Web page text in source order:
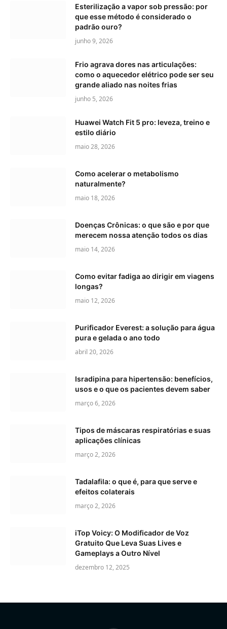
Esterilização a vapor sob pressão: por
que esse método é considerado o
padrão ouro?
junho 9, 2026
Frio agrava dores nas articulações:
como o aquecedor elétrico pode ser seu
grande aliado nas noites frias
junho 5, 2026
Huawei Watch Fit 5 pro: leveza, treino e
estilo diário
maio 28, 2026
Como acelerar o metabolismo
naturalmente?
maio 18, 2026
Doenças Crônicas: o que são e por que
merecem nossa atenção todos os dias
maio 14, 2026
Como evitar fadiga ao dirigir em viagens
longas?
maio 12, 2026
Purificador Everest: a solução para água
pura e gelada o ano todo
abril 20, 2026
Isradipina para hipertensão: benefícios,
usos e o que os pacientes devem saber
março 6, 2026
Tipos de máscaras respiratórias e suas
aplicações clínicas
março 2, 2026
Tadalafila: o que é, para que serve e
efeitos colaterais
março 2, 2026
iTop Voicy: O Modificador de Voz
Gratuito Que Leva Suas Lives e
Gameplays a Outro Nível
dezembro 12, 2025